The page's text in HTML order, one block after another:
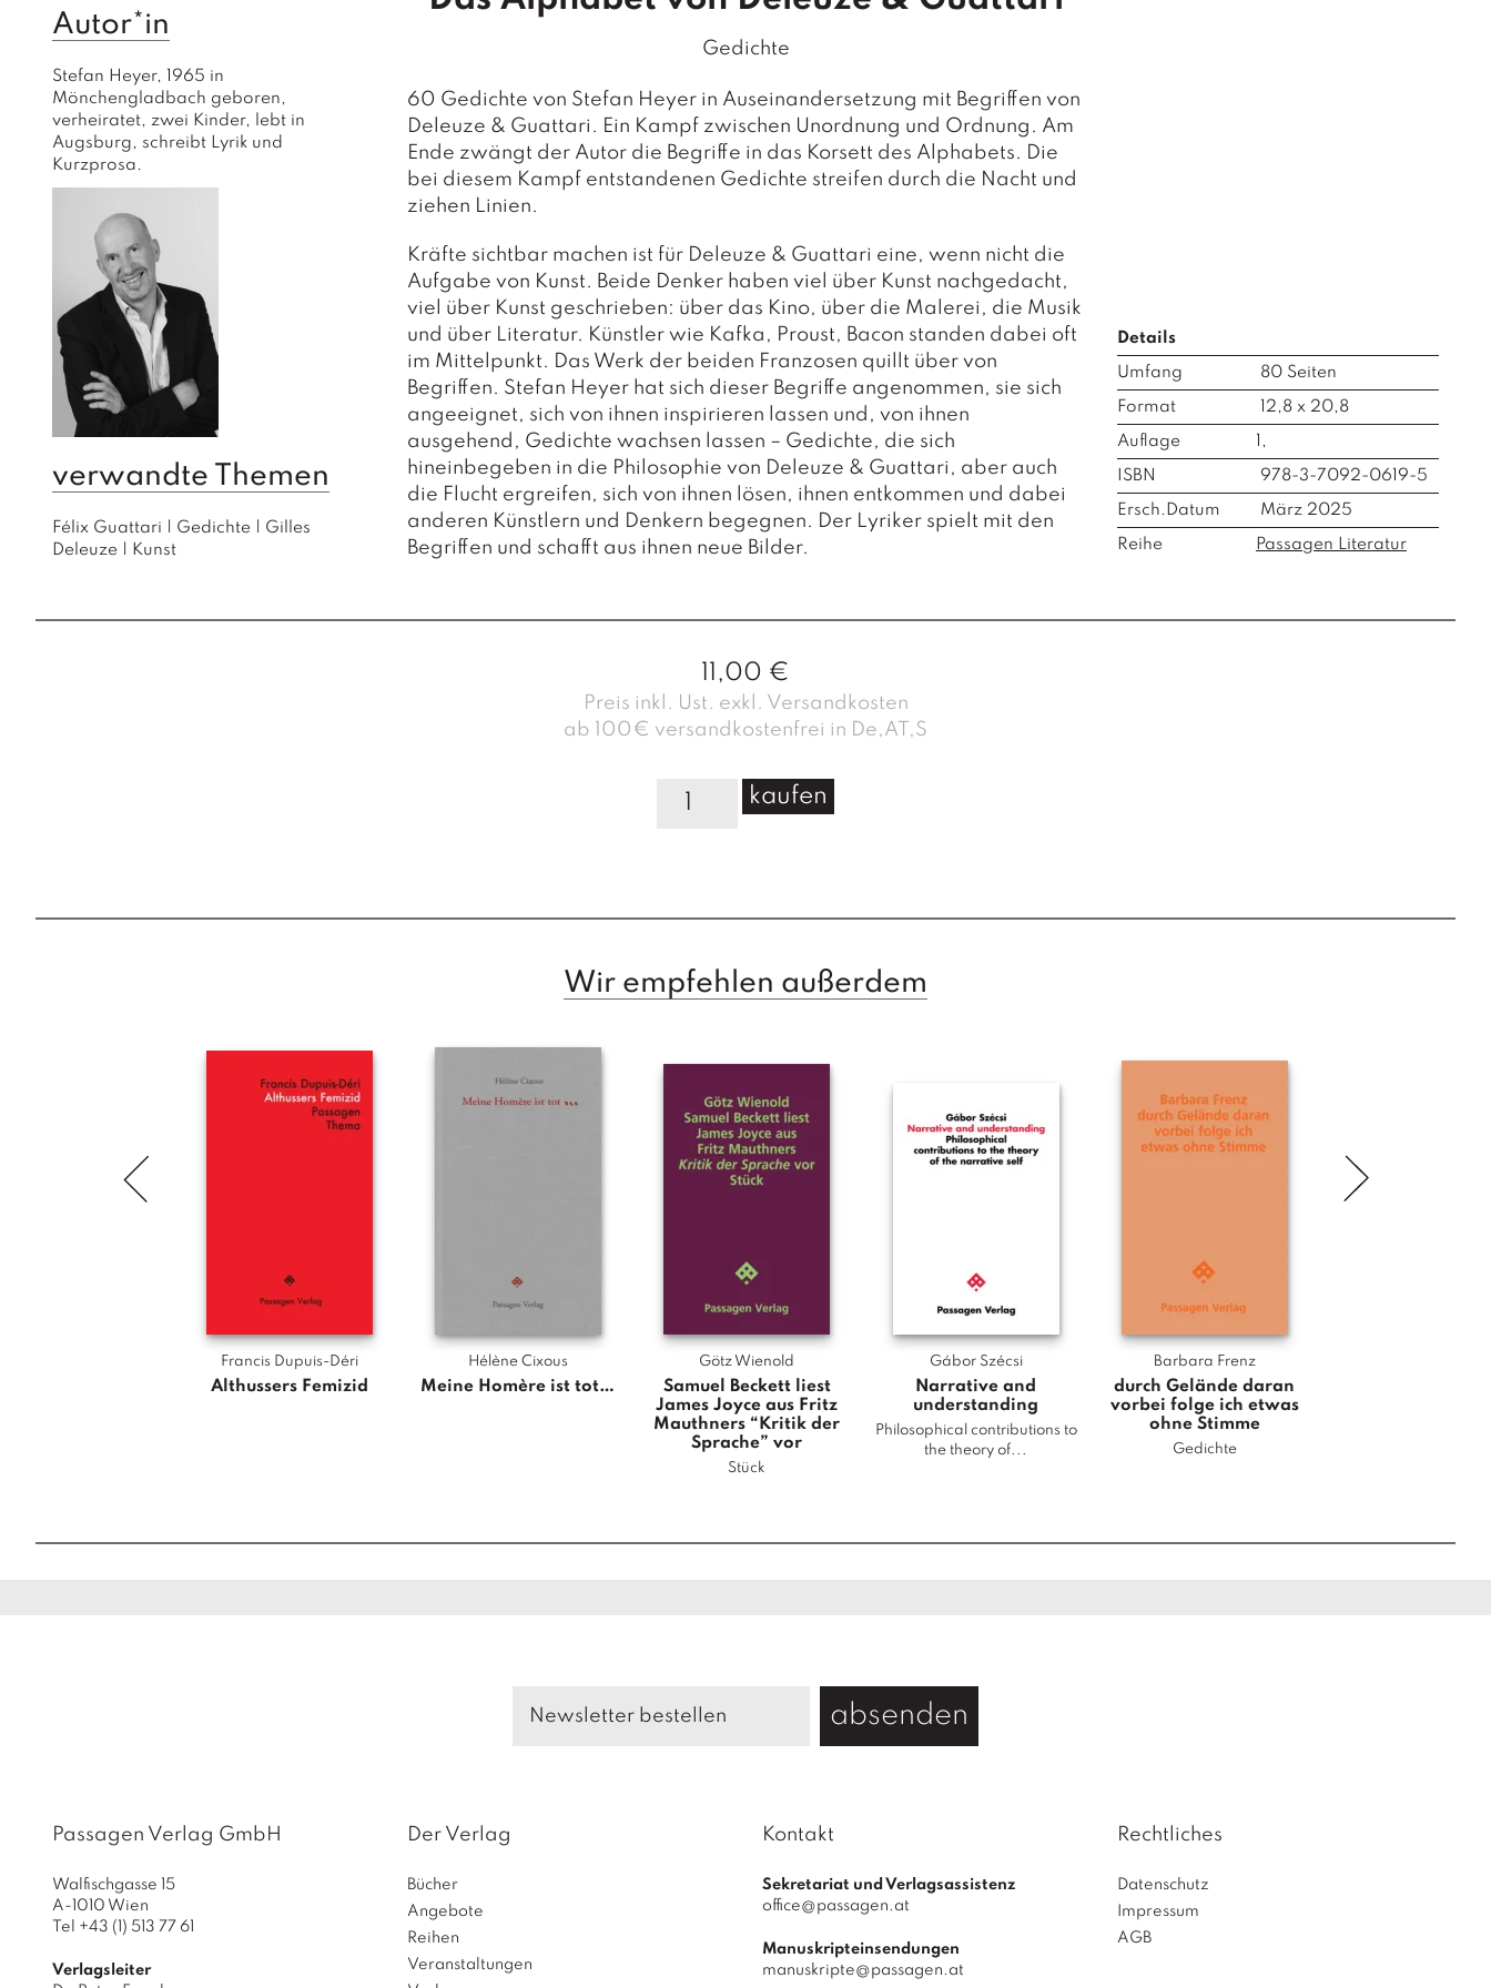
Gedichte
60 Gedichte von Stefan Heyer in Auseinandersetzung mit Begriffen von
Deleuze & Guattari. Ein Kampf zwischen Unordnung und Ordnung. Am
Ende zwängt der Autor die Begriffe in das Korsett des Alphabets. Die
bei diesem Kampf entstandenen Gedichte streifen durch die Nacht und
ziehen Linien.
Kräfte sichtbar machen ist für Deleuze & Guattari eine, wenn nicht die
Aufgabe von Kunst. Beide Denker haben viel über Kunst nachgedacht,
viel über Kunst geschrieben: über das Kino, über die Malerei, die Musik
und über Literatur. Künstler wie Kafka, Proust, Bacon standen dabei oft
im Mittelpunkt. Das Werk der beiden Franzosen quillt über von
Begriffen. Stefan Heyer hat sich dieser Begriffe angenommen, sie sich
angeeignet, sich von ihnen inspirieren lassen und, von ihnen
ausgehend, Gedichte wachsen lassen – Gedichte, die sich
hineinbegeben in die Philosophie von Deleuze & Guattari, aber auch
die Flucht ergreifen, sich von ihnen lösen, ihnen entkommen und dabei
anderen Künstlern und Denkern begegnen. Der Lyriker spielt mit den
Begriffen und schafft aus ihnen neue Bilder.
Autor*in
Stefan Heyer, 1965 in
Mönchengladbach geboren,
verheiratet, zwei Kinder, lebt in
Augsburg, schreibt Lyrik und
Kurzprosa.
verwandte Themen
Félix Guattari Gedichte
Gilles
Deleuze
Kunst
Details
Umfang
80 Seiten
Format
12,8 x 20,8
Auflage
1,
ISBN
978-3-7092-0619-5
Ersch.Datum
März 2025
Reihe
Passagen Literatur
11,00 €
Preis inkl. Ust. exkl. Versandkosten
ab 100€ versandkostenfrei in De,AT,S
p
a
b
&
G
u
a
kaufen
Wir empfehlen außerdem
Francis Dupuis-Déri
Althussers Femizid
Hélène Cixous
Meine Homère ist tot…
Götz Wienold
Samuel Beckett liest
James Joyce aus Fritz
Mauthners “Kritik der
Sprache” vor
Stück
Gábor Szécsi
Narrative and
understanding
Philosophical contributions to
the theory of...
Barbara Frenz
durch Gelände daran
vorbei folge ich etwas
ohne Stimme
Gedichte
absenden
Passagen Verlag GmbH
Walfischgasse 15
A-1010 Wien
Tel +43 (1) 513 77 61
Verlagsleiter
Der Verlag
Bücher
Angebote
Reihen
Veranstaltungen
Kontakt
Sekretariat und Verlagsassistenz
office@passagen.at
Manuskripteinsendungen
manuskripte@passagen.at
Rechtliches
Datenschutz
Impressum
AGB